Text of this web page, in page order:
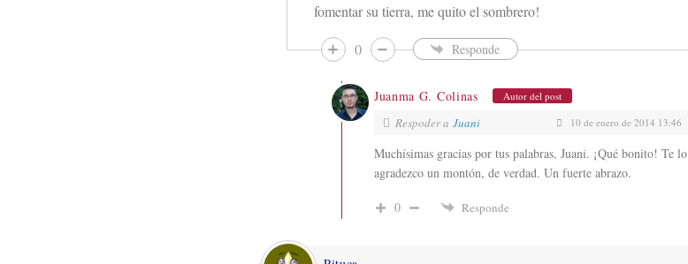
fomentar su tierra, me quito el sombrero!
0 Responde
Juanma G. Colinas Autor del post
Respoder a Juani 10 de enero de 2014 13:46
Muchísimas gracias por tus palabras, Juani. ¡Qué bonito! Te lo
agradezco un montón, de verdad. Un fuerte abrazo.
0 Responde